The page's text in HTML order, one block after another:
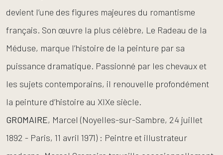
devient l’une des figures majeures du romantisme
français. Son œuvre la plus célèbre, Le Radeau de la
Méduse, marque l’histoire de la peinture par sa
puissance dramatique. Passionné par les chevaux et
les sujets contemporains, il renouvelle profondément
la peinture d’histoire au XIXe siècle.
GROMAIRE, Marcel (Noyelles-sur-Sambre, 24 juillet
1892 - Paris, 11 avril 1971) : Peintre et illustrateur